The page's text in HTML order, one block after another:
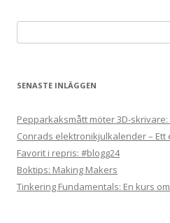
efter:
SENASTE INLÄGGEN
Pepparkaksmått möter 3D-
Conrads elektronikjulkalender –
Favorit i repris: #blogg24
Boktips: Making Makers
Tinkering Fundamentals: En kurs